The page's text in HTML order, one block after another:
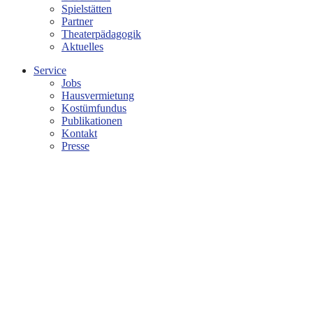
Spielstätten
Partner
Theaterpädagogik
Aktuelles
Service
Jobs
Hausvermietung
Kostümfundus
Publikationen
Kontakt
Presse